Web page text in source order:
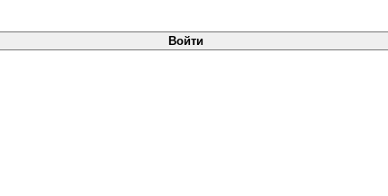
Войти